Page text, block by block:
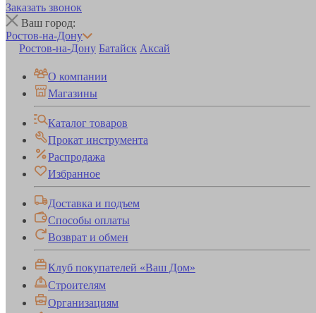
Заказать звонок
Ваш город:
Ростов-на-Дону
Ростов-на-Дону Батайск Аксай
О компании
Магазины
Каталог товаров
Прокат инструмента
Распродажа
Избранное
Доставка и подъем
Способы оплаты
Возврат и обмен
Клуб покупателей «Ваш Дом»
Строителям
Организациям